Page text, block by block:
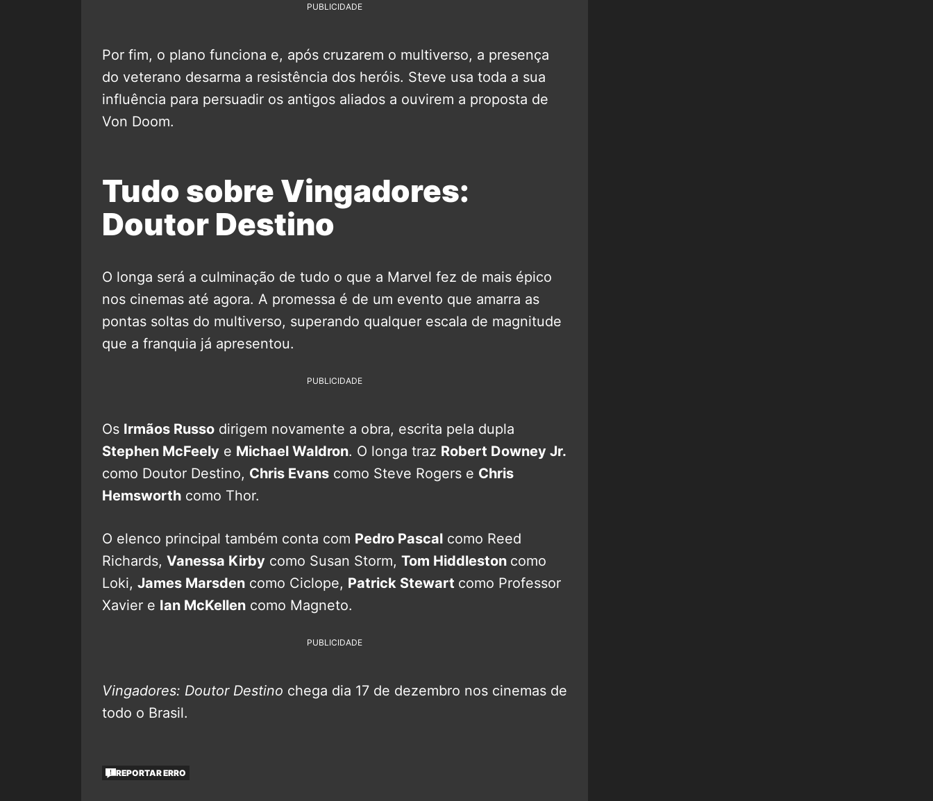
PUBLICIDADE
Por fim, o plano funciona e, após cruzarem o multiverso, a presença
do veterano desarma a resistência dos heróis. Steve usa toda a sua
influência para persuadir os antigos aliados a ouvirem a proposta de
Von Doom.
Tudo sobre Vingadores:
Doutor Destino
O longa será a culminação de tudo o que a Marvel fez de mais épico
nos cinemas até agora. A promessa é de um evento que amarra as
pontas soltas do multiverso, superando qualquer escala de magnitude
que a franquia já apresentou.
PUBLICIDADE
Os Irmãos Russo dirigem novamente a obra, escrita pela dupla
Stephen McFeely e Michael Waldron. O longa traz Robert Downey Jr.
como Doutor Destino, Chris Evans como Steve Rogers e Chris
Hemsworth como Thor.
O elenco principal também conta com Pedro Pascal como Reed
Richards, Vanessa Kirby como Susan Storm, Tom Hiddleston como
Loki, James Marsden como Ciclope, Patrick Stewart como Professor
Xavier e Ian McKellen como Magneto.
PUBLICIDADE
Vingadores: Doutor Destino chega dia 17 de dezembro nos cinemas de
todo o Brasil.
REPORTAR ERRO